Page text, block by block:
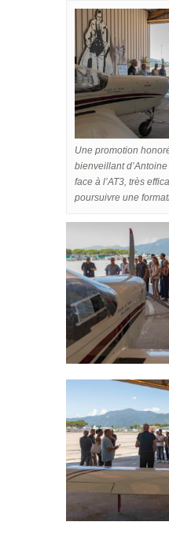
Une promotion
bienveillant
face à l’AT3, très
poursuivre une